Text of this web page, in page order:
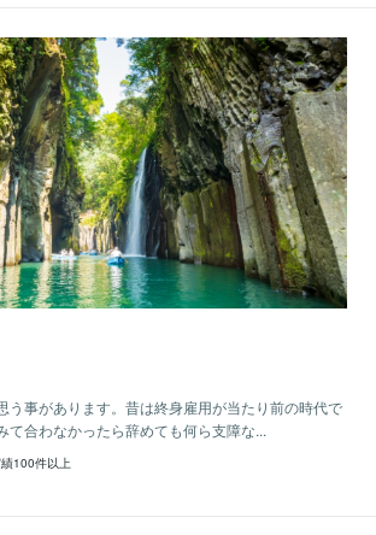
う事があります。昔は終身雇用が当たり前の時代で
て合わなかったら辞めても何ら支障な...
100件以上